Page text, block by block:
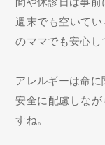
週末でも空いて
のママでも安心し
アレルギーは命に
安全に配慮しな
すね。